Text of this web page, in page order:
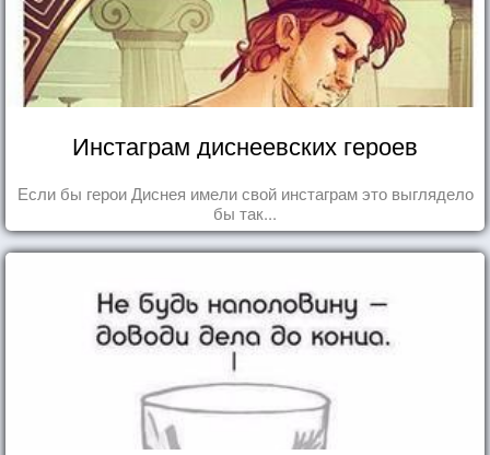
Инстаграм диснеевских героев
Если бы герои Диснея имели свой инстаграм это выглядело
бы так...